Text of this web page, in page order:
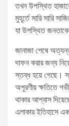
তখন উপস্থিত
মুহূর্তে সারি সারি
যা উপস্থিত জনতাকে
জানাজা শেষে
দাফন করার জন্য
স্তব্ধ হয়ে গেছে।
অপূরণীয় ক্ষতিতে
থাকার আশ্বাস
এলাকার ইতিহাসে